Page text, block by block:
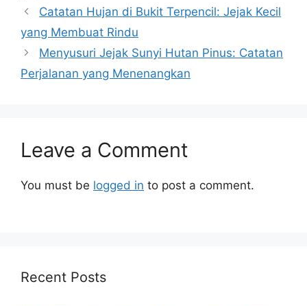
Catatan Hujan di Bukit Terpencil: Jejak Kecil
yang Membuat Rindu
Menyusuri Jejak Sunyi Hutan Pinus: Catatan
Perjalanan yang Menenangkan
Leave a Comment
You must be logged in to post a comment.
Recent Posts